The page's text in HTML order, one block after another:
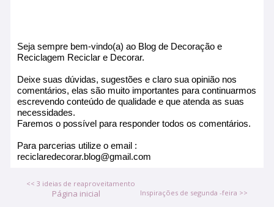
Seja sempre bem-vindo(a) ao Blog de Decoração e
Reciclagem Reciclar e Decorar.
Deixe suas dúvidas, sugestões e claro sua opinião nos
comentários, elas são muito importantes para continuarmos
escrevendo conteúdo de qualidade e que atenda as suas
necessidades.
Faremos o possível para responder todos os comentários.
Para parcerias utilize o email :
reciclaredecorar.blog@gmail.com
<< 3 ideias de reaproveitamento
Inspirações de segunda -feira >>
Página inicial